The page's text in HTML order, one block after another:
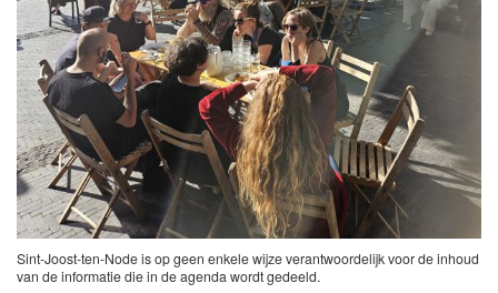
Sint-Joost-ten-Node is op geen enkele wijze verantwoordelijk voor de inhoud
van de informatie die in de agenda wordt gedeeld.